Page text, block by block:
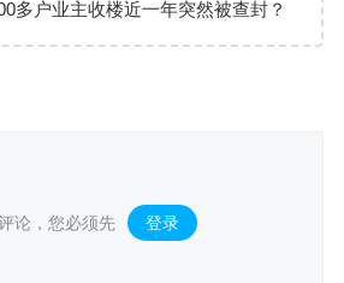
多户业主收楼近一年突然被查封？
论，您必须先 登录 。